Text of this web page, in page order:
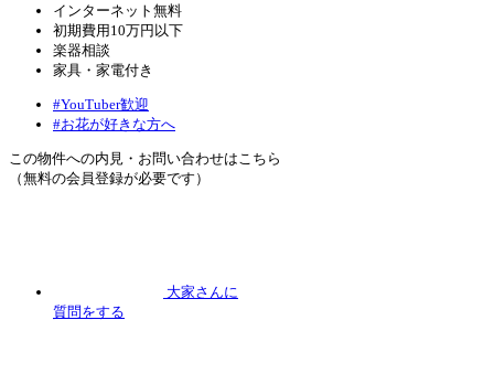
インターネット無料
初期費用10万円以下
楽器相談
家具・家電付き
#YouTuber歓迎
#お花が好きな方へ
この物件への内見・お問い合わせはこちら
（無料の会員登録が必要です）
大家さんに
質問をする